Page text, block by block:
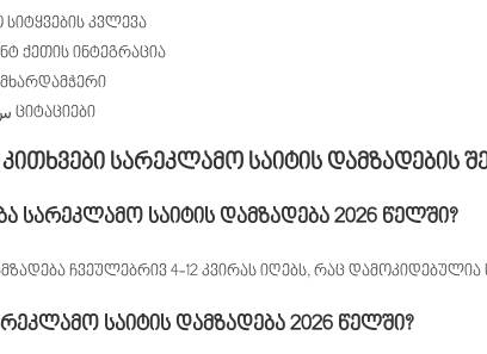
კვლევა
ქეთის ინტეგრაცია
ლოკალური ბიზნეس ციტაციები
სარეკლამო საიტის დამზადების
სარეკლამო საიტის დამზადება 2026 წელში?
ჩვეულებრივ 4-12 კვირას იღებს, რაც
საიტის დამზადება 2026 წელში?